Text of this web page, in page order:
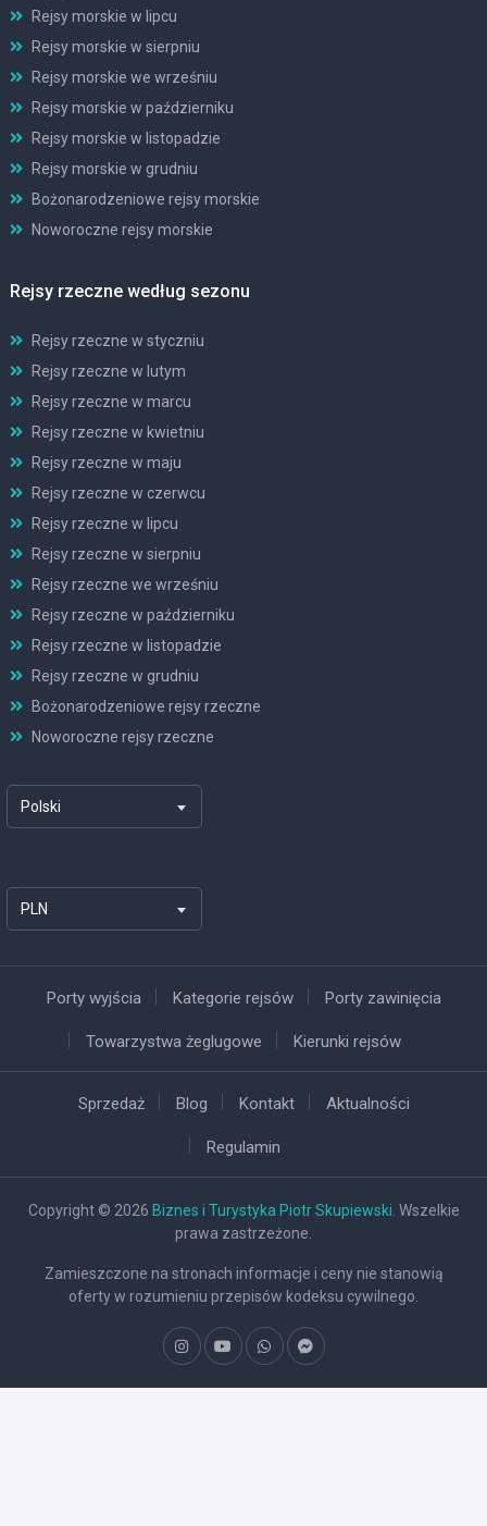
Rejsy morskie w lipcu
Rejsy morskie w sierpniu
Rejsy morskie we wrześniu
Rejsy morskie w październiku
Rejsy morskie w listopadzie
Rejsy morskie w grudniu
Bożonarodzeniowe rejsy morskie
Noworoczne rejsy morskie
Rejsy rzeczne według sezonu
Rejsy rzeczne w styczniu
Rejsy rzeczne w lutym
Rejsy rzeczne w marcu
Rejsy rzeczne w kwietniu
Rejsy rzeczne w maju
Rejsy rzeczne w czerwcu
Rejsy rzeczne w lipcu
Rejsy rzeczne w sierpniu
Rejsy rzeczne we wrześniu
Rejsy rzeczne w październiku
Rejsy rzeczne w listopadzie
Rejsy rzeczne w grudniu
Bożonarodzeniowe rejsy rzeczne
Noworoczne rejsy rzeczne
Polski
PLN
Porty wyjścia Kategorie rejsów Porty zawinięcia
Towarzystwa żeglugowe Kierunki rejsów
Sprzedaż Blog Kontakt Aktualności
Regulamin
Copyright © 2026 Biznes i Turystyka Piotr Skupiewski . Wszelkie
prawa zastrzeżone.
Zamieszczone na stronach informacje i ceny nie stanowią
oferty w rozumieniu przepisów kodeksu cywilnego.